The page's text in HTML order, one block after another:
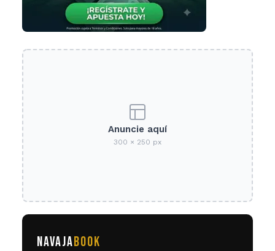
Anuncie aquí
300 × 250 px
NAVAJABOOK